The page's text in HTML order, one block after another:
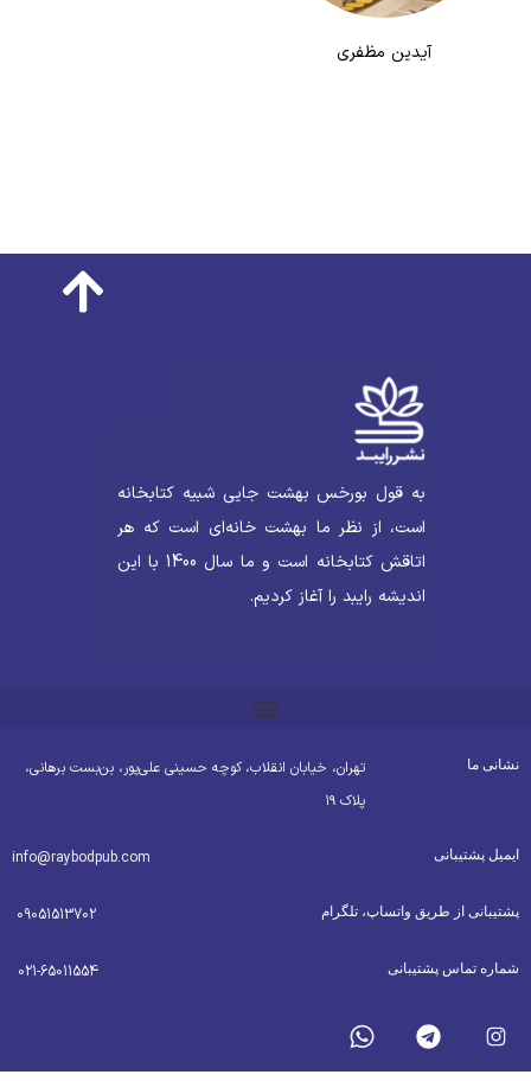
آیدین مظفری
به قول بورخس بهشت جایی شبیه کتابخانه
است، از نظر ما بهشت خانه‌ای است که هر
اتاقش کتابخانه است و ما سال 1400 با این
اندیشه رایبد را آغاز کردیم.
ما
تهران، خیابان انقلاب، کوچه حسینی علی‌پور، بن‌بست برهانی،
پلاک ۱۹
پشتیبانی info@raybodpub.com
از طریق واتساپ، تلگرام 09051513702
تماس پشتیبانی 021-65011554